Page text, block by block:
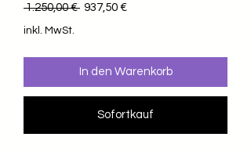
1.250,00 € Standardpreis
937,50 €Sale-Preis
inkl. MwSt.
In den Warenkorb
Sofortkauf